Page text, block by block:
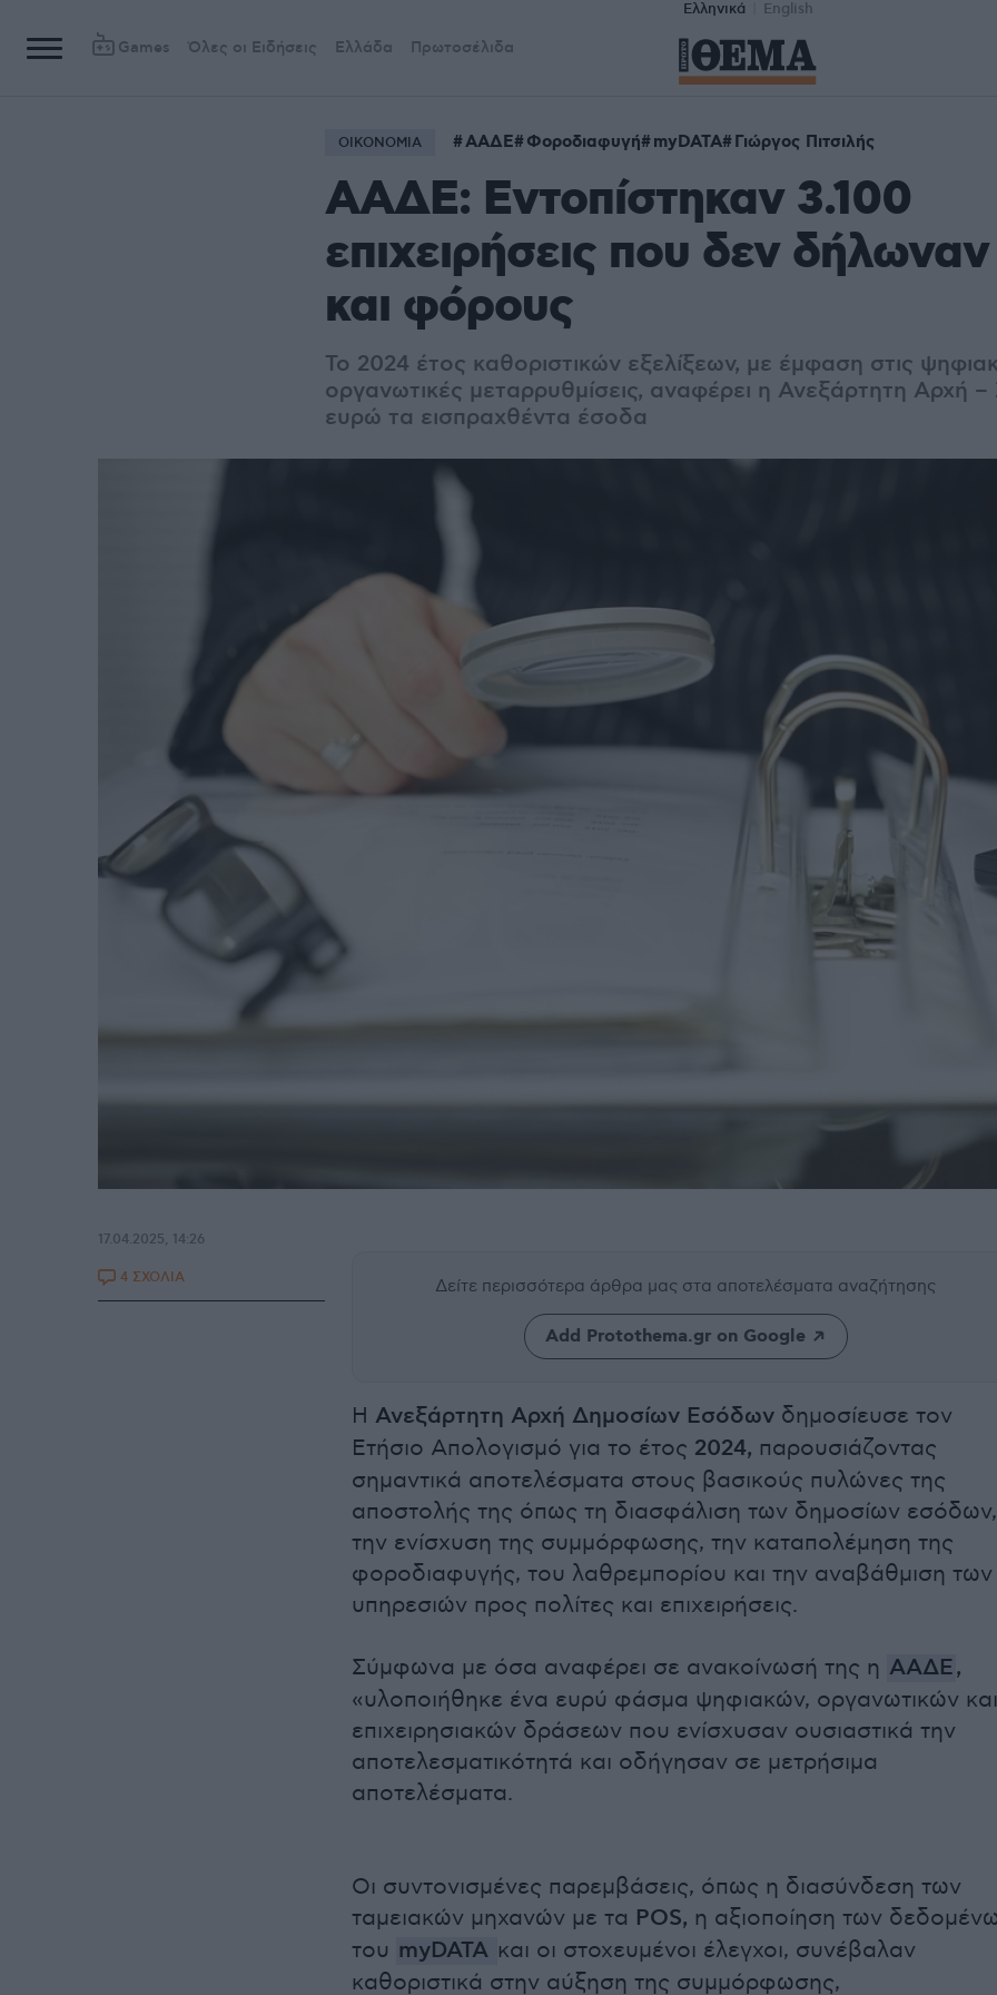
Ελληνικά English
Games Όλες οι Ειδήσεις Ελλάδα Πρωτοσέλιδα
ΟΙΚΟΝΟΜΙΑ ΑΑΔΕ Φοροδιαφυγή myDATA Γιώργος Πιτσιλής
ΑΑΔΕ: Εντοπίστηκαν 3.100
επιχειρήσεις που δεν
και φόρους
Το 2024 έτος καθοριστικών εξελίξεων, με έμφαση στις
οργανωτικές μεταρρυθμίσεις, αναφέρει η Ανεξάρτητη Αρχή –
ευρώ τα εισπραχθέντα έσοδα
Δείτε περισσότερα άρθρα μας στα αποτελέσματα αναζήτησης
Add Protothema.gr on Google
Η Ανεξάρτητη Αρχή Δημοσίων Εσόδων δημοσίευσε τον
Ετήσιο Απολογισμό για το έτος 2024, παρουσιάζοντας
σημαντικά αποτελέσματα στους βασικούς πυλώνες της
αποστολής της όπως τη διασφάλιση των δημοσίων εσόδων,
την ενίσχυση της συμμόρφωσης, την καταπολέμηση της
φοροδιαφυγής, του λαθρεμπορίου και την αναβάθμιση των
υπηρεσιών προς πολίτες και επιχειρήσεις.
Σύμφωνα με όσα αναφέρει σε ανακοίνωσή της η ΑΑΔΕ,
«υλοποιήθηκε ένα ευρύ φάσμα ψηφιακών, οργανωτικών και
επιχειρησιακών δράσεων που ενίσχυσαν ουσιαστικά την
αποτελεσματικότητά και οδήγησαν σε μετρήσιμα
αποτελέσματα.
Οι συντονισμένες παρεμβάσεις, όπως η διασύνδεση των
ταμειακών μηχανών με τα POS, η αξιοποίηση των
του myDATA και οι στοχευμένοι έλεγχοι, συνέβαλαν
καθοριστικά στην αύξηση της συμμόρφωσης,
17.04.2025, 14:26
4 ΣΧΟΛΙΑ